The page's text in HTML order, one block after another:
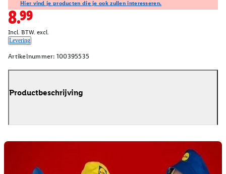
Hier vind je producten die je ook zullen interesseren.
8.99
Incl. BTW. excl.
Levering
Artikelnummer: 100395535
Productbeschrijving